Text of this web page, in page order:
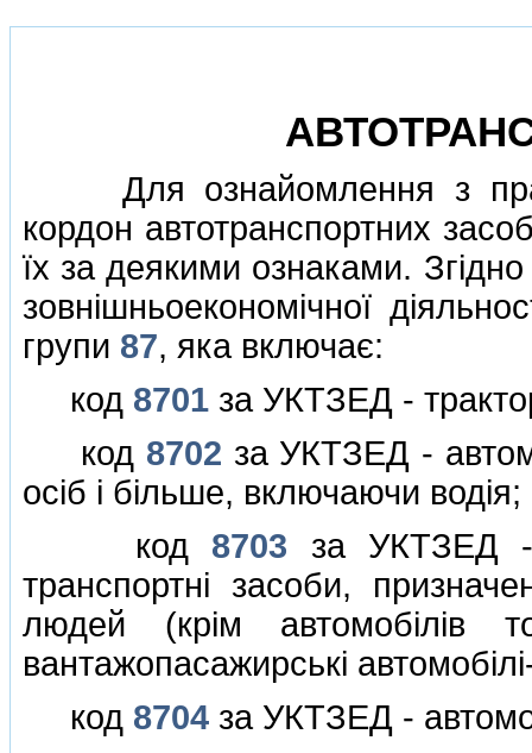
Для ознайомлення з
кордон автотранспортних
їх за деякими ознаками.
зовнiшньоекономiчної
групи 87, яка включає:
код 8701 за УКТЗЕД -
код 8702 за УКТЗЕД -
осiб i бiльше, включаючи водiя;
код 8703 за УКТЗЕД -
транспортнi засоби,
людей (крiм автомобiлiв
вантажопасажирськi
код 8704 за УКТЗЕД -